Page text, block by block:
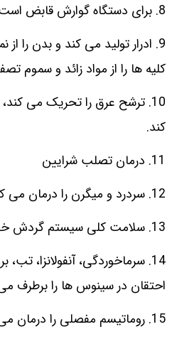
8. برای دستگاه گوارش قابض است.
9. ادرار تولید می کند و بدن را
کلیه ها را از مواد زائد و سموم
10. ترشح عرق را تحریک می
کند.
11. درمان تصلب شرایین
12. سردرد و میگرن را درمان می کند.
13. سلامت کلی سیستم گردش خون را حفظ می کند.
14. سرماخوردگی، آنفولانزا،
احتقان در سینوس ها را برطرف
15. روماتیسم مفصلی را درمان می کند.